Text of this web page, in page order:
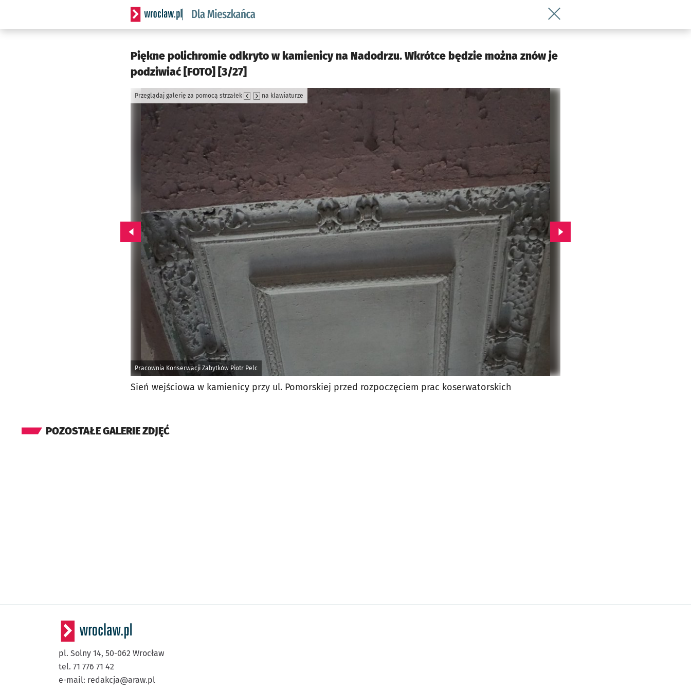
Serwis informacyjny wroclaw.pl podserwis: Dla mieszkańca
Wróć do artykułu Piękne polichromie
Piękne polichromie odkryto w kamienicy na Nadodrzu. Wkrótce będzie można znów je
podziwiać [FOTO] [3/27]
Pracownia Konserwacji Zabytków Piotr Pelc
Przeglądaj galerię za pomocą strzałek na klawiaturze
Przejdź do poprzedniego zdjęcia. Przejdź do kolejnego zdjęcia.
Sień wejściowa w kamienicy przy ul. Pomorskiej przed rozpoczęciem prac koserwatorskich
POZOSTAŁE GALERIE ZDJĘĆ
pl. Solny 14, 50-062 Wrocław
tel. 71 776 71 42
e-mail: redakcja@araw.pl